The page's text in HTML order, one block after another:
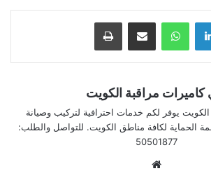
لينكدإن واتساب مشاركة بالبريد الإلكترونيطباعة
كاميرات مراقبة الكويت
يوفر لكم خدمات احترافية لتركيب وصيانة
الحماية لكافة مناطق الكويت. للتواصل والطلب:
50501877